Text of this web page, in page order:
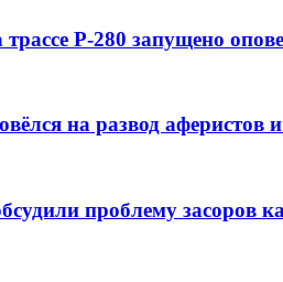
трассе Р-280 запущено
на развод аферистов
проблему засоров